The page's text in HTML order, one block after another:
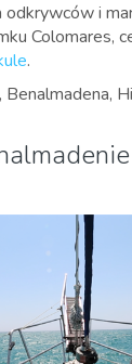
i
Colomares,
.
Benalmadena,